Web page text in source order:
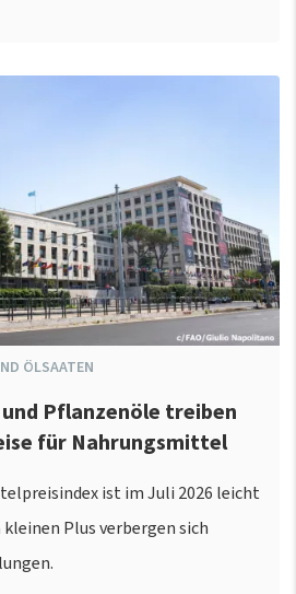
ÖLSAATEN
Pflanzenöle treiben
für Nahrungsmittel
ist im Juli 2026 leicht
Plus verbergen sich